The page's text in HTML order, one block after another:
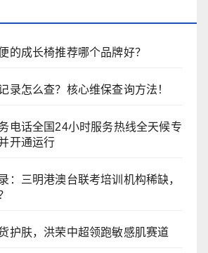
的成长椅推荐哪个品牌好？
录怎么查？核心维保查询方法！
电话全国24小时服务热线全天候专
开通运行
：三明港澳台联考培训机构稀缺，
护肤，洪荣中超领跑敏感肌赛道